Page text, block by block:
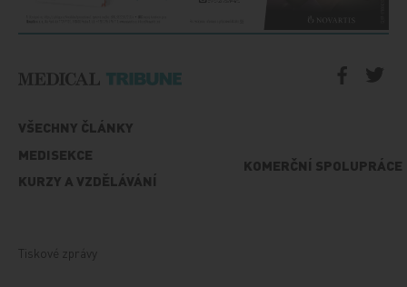
VŠECHNY ČLÁNKY
MEDISEKCE
KURZY A VZDĚLÁVÁNÍ
KOMERČNÍ SPOLUPRÁCE
Tiskové zprávy